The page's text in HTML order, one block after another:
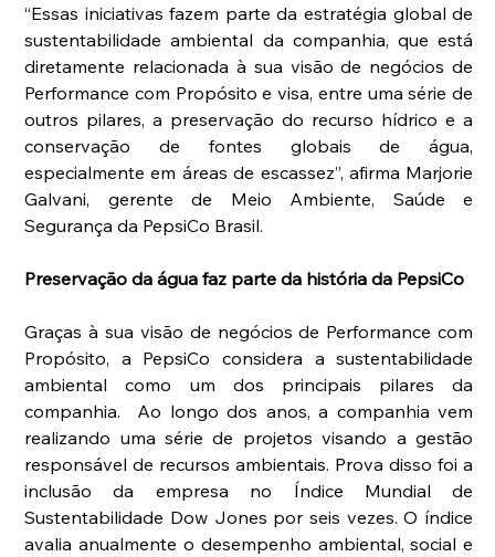
“Essas iniciativas fazem parte da estratégia global de
sustentabilidade ambiental da companhia, que está
diretamente relacionada à sua visão de negócios de
Performance com Propósito e visa, entre uma série de
outros pilares, a preservação do recurso hídrico e a
conservação de fontes globais de água,
especialmente em áreas de escassez”, afirma Marjorie
Galvani, gerente de Meio Ambiente, Saúde e
Segurança da PepsiCo Brasil.
Preservação da água faz parte da história da PepsiCo
Graças à sua visão de negócios de Performance com
Propósito, a PepsiCo considera a sustentabilidade
ambiental como um dos principais pilares da
companhia.  Ao longo dos anos, a companhia vem
realizando uma série de projetos visando a gestão
responsável de recursos ambientais. Prova disso foi a
inclusão da empresa no Índice Mundial de
Sustentabilidade Dow Jones por seis vezes. O índice
avalia anualmente o desempenho ambiental, social e